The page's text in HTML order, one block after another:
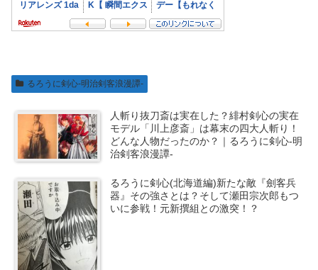
るろうに剣心-明治剣客浪漫譚-
人斬り抜刀斎は実在した？緋村剣心の実在
モデル「川上彦斎」は幕末の四大人斬り！
どんな人物だったのか？｜るろうに剣心-明
治剣客浪漫譚-
るろうに剣心(北海道編)新たな敵『劍客兵
器』その強さとは？そして瀬田宗次郎もつ
いに参戦！元新撰組との激突！？